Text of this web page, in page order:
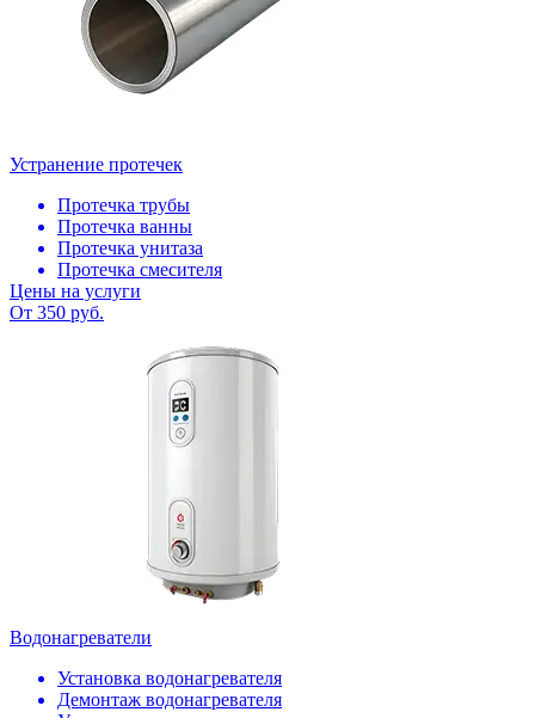
Устранение протечек
Протечка трубы
Протечка ванны
Протечка унитаза
Протечка смесителя
Цены на услуги
От 350 руб.
Водонагреватели
Установка водонагревателя
Демонтаж водонагревателя